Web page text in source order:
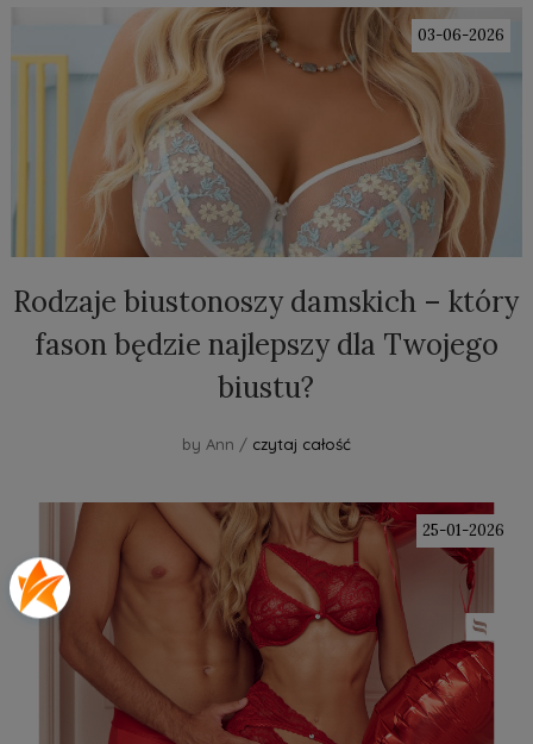
03-06-2026
Rodzaje biustonoszy damskich – który
fason będzie najlepszy dla Twojego
biustu?
by Ann / czytaj całość
25-01-2026